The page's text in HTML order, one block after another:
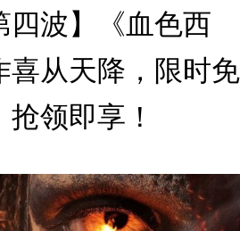
四波】《血色西
喜从天降，限时免
领即享！